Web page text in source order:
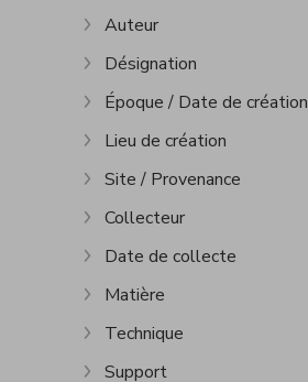
Show more
Auteur
Show more
Désignation
Show more
Époque / Date de création
Show more
Lieu de création
Show more
Site / Provenance
Show more
Collecteur
Show more
Date de collecte
Show more
Matière
Show more
Technique
Support